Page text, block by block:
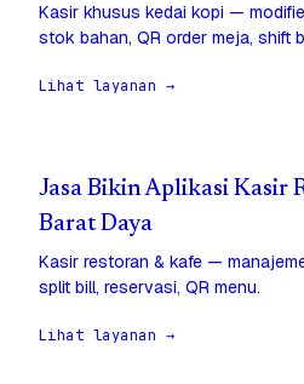
Kasir khusus kedai kopi —
stok bahan, QR order meja, shift
Lihat layanan →
Jasa Bikin Aplikasi Kasir
Barat Daya
Kasir restoran & kafe —
split bill, reservasi, QR menu.
Lihat layanan →